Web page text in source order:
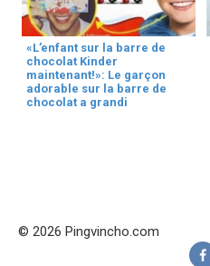
«L’enfant sur la barre de
chocolat Kinder
maintenant!»: Le garçon
adorable sur la barre de
chocolat a grandi
© 2026 Pingvincho.com